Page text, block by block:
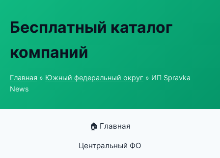
Бесплатный каталог
компаний
Главная » Южный федеральный округ » ИП Spravka
News
🏠 Главная
Центральный ФО